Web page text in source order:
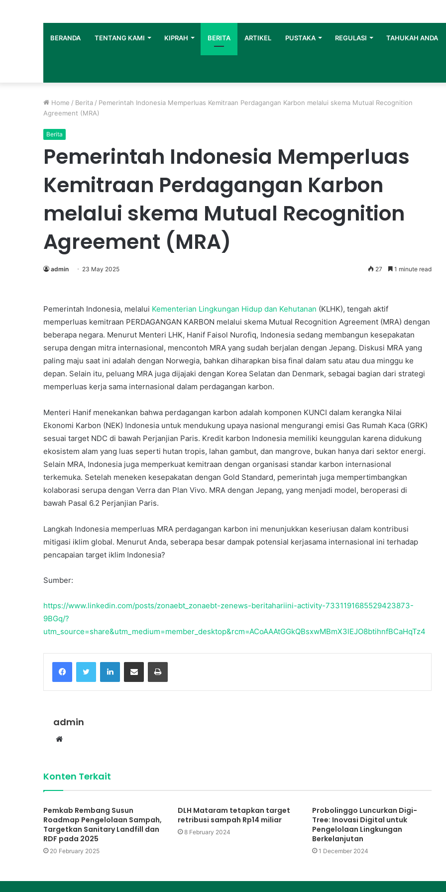
BERANDA TENTANG KAMI KIPRAH BERITA ARTIKEL PUSTAKA REGULASI TAHUKAH ANDA
Home / Berita / Pemerintah Indonesia Memperluas Kemitraan Perdagangan Karbon melalui skema Mutual Recognition
Agreement (MRA)
Berita
Pemerintah Indonesia Memperluas
Kemitraan Perdagangan Karbon
melalui skema Mutual Recognition
Agreement (MRA)
admin 23 May 2025 27 1 minute read
Pemerintah Indonesia, melalui Kementerian Lingkungan Hidup dan Kehutanan (KLHK), tengah aktif
memperluas kemitraan PERDAGANGAN KARBON melalui skema Mutual Recognition Agreement (MRA) dengan
beberapa negara. Menurut Menteri LHK, Hanif Faisol Nurofiq, Indonesia sedang membangun kesepakatan
serupa dengan mitra internasional, mencontoh MRA yang sudah berjalan dengan Jepang. Diskusi MRA yang
paling maju saat ini adalah dengan Norwegia, bahkan diharapkan bisa final dalam satu atau dua minggu ke
depan. Selain itu, peluang MRA juga dijajaki dengan Korea Selatan dan Denmark, sebagai bagian dari strategi
memperluas kerja sama internasional dalam perdagangan karbon.
Menteri Hanif menekankan bahwa perdagangan karbon adalah komponen KUNCI dalam kerangka Nilai
Ekonomi Karbon (NEK) Indonesia untuk mendukung upaya nasional mengurangi emisi Gas Rumah Kaca (GRK)
sesuai target NDC di bawah Perjanjian Paris. Kredit karbon Indonesia memiliki keunggulan karena didukung
ekosistem alam yang luas seperti hutan tropis, lahan gambut, dan mangrove, bukan hanya dari sektor energi.
Selain MRA, Indonesia juga memperkuat kemitraan dengan organisasi standar karbon internasional
terkemuka. Setelah meneken kesepakatan dengan Gold Standard, pemerintah juga mempertimbangkan
kolaborasi serupa dengan Verra dan Plan Vivo. MRA dengan Jepang, yang menjadi model, beroperasi di
bawah Pasal 6.2 Perjanjian Paris.
Langkah Indonesia memperluas MRA perdagangan karbon ini menunjukkan keseriusan dalam kontribusi
mitigasi iklim global. Menurut Anda, seberapa besar dampak potensial kerjasama internasional ini terhadap
pencapaian target iklim Indonesia?
Sumber:
https://www.linkedin.com/posts/zonaebt_zonaebt-zenews-beritahariini-activity-7331191685529423873-
9BGq/?
utm_source=share&utm_medium=member_desktop&rcm=ACoAAAtGGkQBsxwMBmX3lEJO8btihnfBCaHqTz4
FacebookTwitter LinkedInShare via Email Print
admin
Website
Konten Terkait
Pemkab Rembang Susun
Roadmap Pengelolaan Sampah,
Targetkan Sanitary Landfill dan
RDF pada 2025
20 February 2025
DLH Mataram tetapkan target
retribusi sampah Rp14 miliar
8 February 2024
Probolinggo Luncurkan Digi-
Tree: Inovasi Digital untuk
Pengelolaan Lingkungan
Berkelanjutan
1 December 2024
Konperensi
Nasional
Produksi
Bersih
10 June 2003
Konperensi Nasional Produksi
Bersih
Rehabilitasi
dan
Sumbar
28 May 2010
Rehabilitasi dan rekonstruksi
bencana Pariaman Sumbar